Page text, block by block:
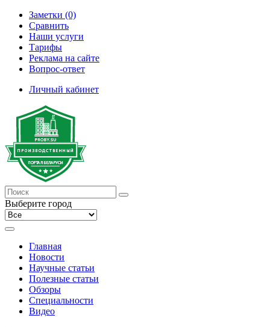
Заметки (0)
Сравнить
Наши услуги
Тарифы
Реклама на сайте
Вопрос-ответ
Личный кабинет
Выберите город
Главная
Новости
Научные статьи
Полезные статьи
Обзоры
Специальности
Видео